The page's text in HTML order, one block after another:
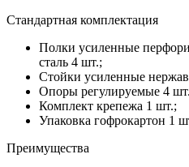
Стандартная комплектация
Полки усиленные
сталь 4 шт.;
Стойки усиленные
Опоры регулируемые 4
Комплект крепежа 1 шт.;
Упаковка гофрокартон 1
Преимущества